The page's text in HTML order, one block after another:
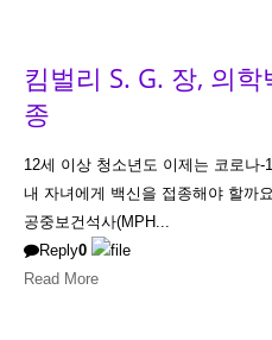
킴벌리 S. G. 장, 의
종
12세 이상 청소년도 이제는 코로나
내 자녀에게 백신을 접종해야 할까
공중보건석사(MPH...
Reply0
Read More